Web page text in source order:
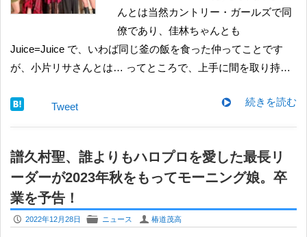
んとは当然カントリー・ガールズで同
僚であり、佳林ちゃんとも
Juice=Juice で、いわば同じ釜の飯を食った仲ってことです
が、小片リサさんとは… ってところで、上手に間を取り持…
続きを読む
Tweet
譜久村聖、誰よりもハロプロを愛した最長リ
ーダーが2023年秋をもってモーニング娘。卒
業を予告！
P 2022年12月28日 F ニュース U 椿道茂高